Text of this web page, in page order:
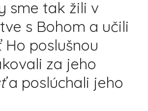
sme tak žili v
s Bohom a učili
poslušnou
za jeho
a poslúchali jeho